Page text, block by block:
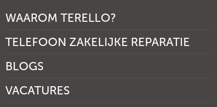
WAAROM TERELLO?
TELEFOON ZAKELIJKE REPARATIE
BLOGS
VACATURES